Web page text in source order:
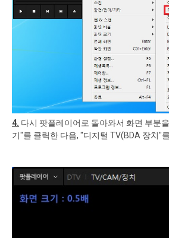
4. 다시 팟플레이어로 돌아와서 화면 부분
기"를 클릭한 다음, "디지털 TV(BDA 장치"